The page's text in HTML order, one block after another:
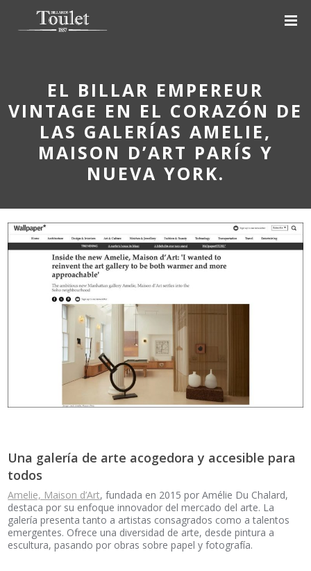
EL BILLAR EMPEREUR
VINTAGE EN EL CORAZÓN DE
LAS GALERÍAS AMELIE,
MAISON D’ART PARÍS Y
NUEVA YORK.
Una galería de arte acogedora y accesible para
todos
Amelie, Maison d’Art, fundada en 2015 por Amélie Du Chalard,
destaca por su enfoque innovador del mercado del arte. La
galería presenta tanto a artistas consagrados como a talentos
emergentes. Ofrece una diversidad de arte, desde pintura a
escultura, pasando por obras sobre papel y fotografía.